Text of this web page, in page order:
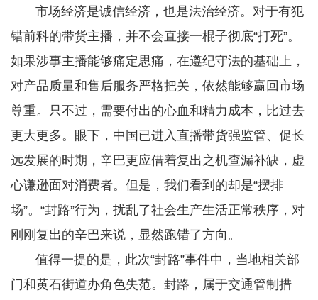
市场经济是诚信经济，也是法治经济。对于有犯
错前科的带货主播，并不会直接一棍子彻底“打死”。
如果涉事主播能够痛定思痛，在遵纪守法的基础上，
对产品质量和售后服务严格把关，依然能够赢回市场
尊重。只不过，需要付出的心血和精力成本，比过去
更大更多。眼下，中国已进入直播带货强监管、促长
远发展的时期，辛巴更应借着复出之机查漏补缺，虚
心谦逊面对消费者。但是，我们看到的却是“摆排
场”。“封路”行为，扰乱了社会生产生活正常秩序，对
刚刚复出的辛巴来说，显然跑错了方向。
值得一提的是，此次“封路”事件中，当地相关部
门和黄石街道办角色失范。封路，属于交通管制措